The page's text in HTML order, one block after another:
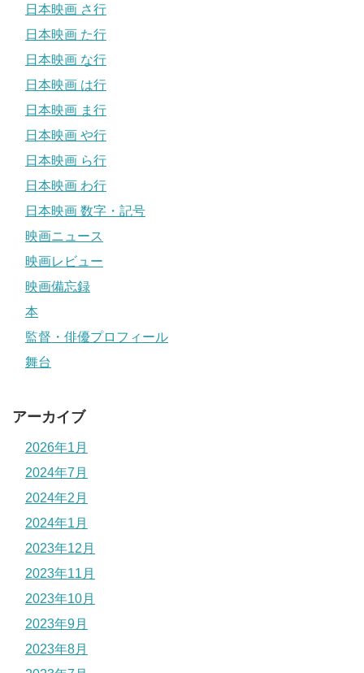
日本映画 さ行
日本映画 た行
日本映画 な行
日本映画 は行
日本映画 ま行
日本映画 や行
日本映画 ら行
日本映画 わ行
日本映画 数字・記号
映画ニュース
映画レビュー
映画備忘録
本
監督・俳優プロフィール
舞台
アーカイブ
2026年1月
2024年7月
2024年2月
2024年1月
2023年12月
2023年11月
2023年10月
2023年9月
2023年8月